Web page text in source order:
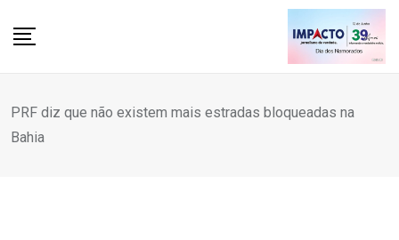
PRF diz que não existem mais estradas bloqueadas na
Bahia